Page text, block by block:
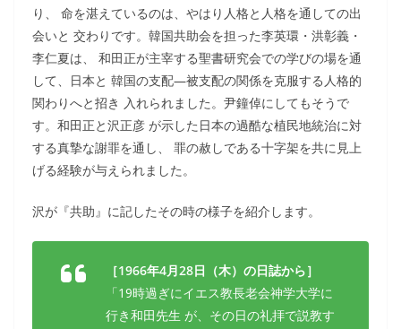
り、 命を湛えているのは、やはり人格と人格を通しての出
会いと 交わりです。韓国共助会を担った李英環・洪彰義・
李仁夏は、 和田正が主宰する聖書研究会での学びの場を通
して、日本と 韓国の支配―被支配の関係を克服する人格的
関わりへと招き 入れられました。尹鐘倬にしてもそうで
す。和田正と沢正彦 が示した日本の過酷な植民地統治に対
する真摯な謝罪を通し、 罪の赦しである十字架を共に見上
げる経験が与えられました。
沢が『共助』に記したその時の様子を紹介します。
［1966年4月28日（木）の日誌から］
「19時過ぎにイエス教長老会神学大学に
行き和田先生 が、その日の礼拝で説教す